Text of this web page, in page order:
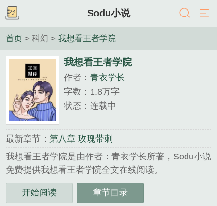
Sodu小说
首页 > 科幻 > 我想看王者学院
我想看王者学院
作者： 青衣学长
字数：1.8万字
状态：连载中
最新章节： 第八章 玫瑰带刺
我想看王者学院是由作者：青衣学长所著，Sodu小说
免费提供我想看王者学院全文在线阅读。
三秒记住本站：Sodu小说 网址：www.soduso.org...
《我想看王者学院》是青衣学长精心创作的科幻类小
开始阅读 章节目录